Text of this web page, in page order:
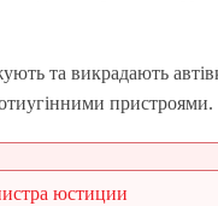
та викрадають
пристроями.
юстиции